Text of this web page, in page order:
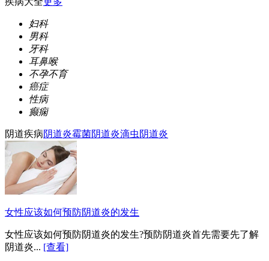
妇科
男科
牙科
耳鼻喉
不孕不育
癌症
性病
癫痫
阴道疾病阴道炎霉菌阴道炎滴虫阴道炎
女性应该如何预防阴道炎的发生
女性应该如何预防阴道炎的发生?预防阴道炎首先需要先了解
阴道炎... [查看]